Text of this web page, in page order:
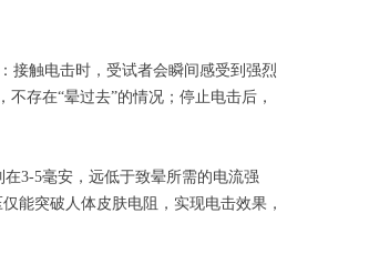
接触电击时，受试者会瞬间感受到强烈
存在“晕过去”的情况；停止电击后，
3-5毫安，远低于致晕所需的电流强
能突破人体皮肤电阻，实现电击效果，